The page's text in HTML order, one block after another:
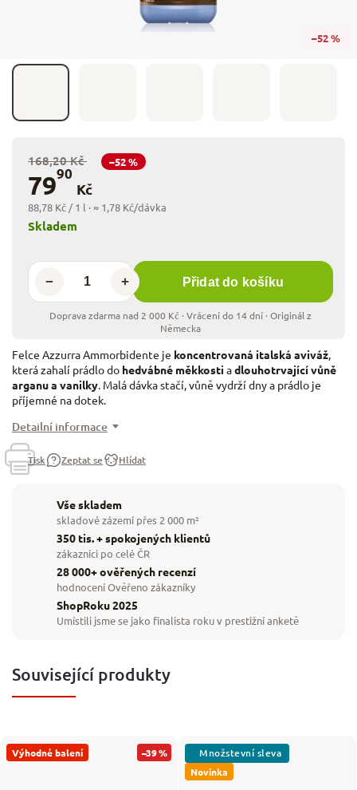
–52 %
168,20 Kč –52 %
7990
Kč
88,78 Kč / 1 l · ≈ 1,78 Kč/dávka
+
− Přidat do košíku
Skladem
Felce Azzurra Ammorbidente je koncentrovaná italská aviváž,
která zahalí prádlo do hedvábné měkkostiadlouhotrvající vůně
arganu a vanilky. Malá dávka stačí, vůně vydrží dny a prádlo je
příjemné na dotek.
Detailní informace
Tisk Zeptat se Hlídat
Vše skladem
skladové zázemí přes 2 000 m²
350 tis. + spokojených klientů
zákazníci po celé ČR
28 000+ ověřených recenzí
hodnocení Ověřeno zákazníky
ShopRoku 2025
Umístili jsme se jako finalista roku v prestižní anketě
Související produkty
Výhodné balení –39 %
Novinka